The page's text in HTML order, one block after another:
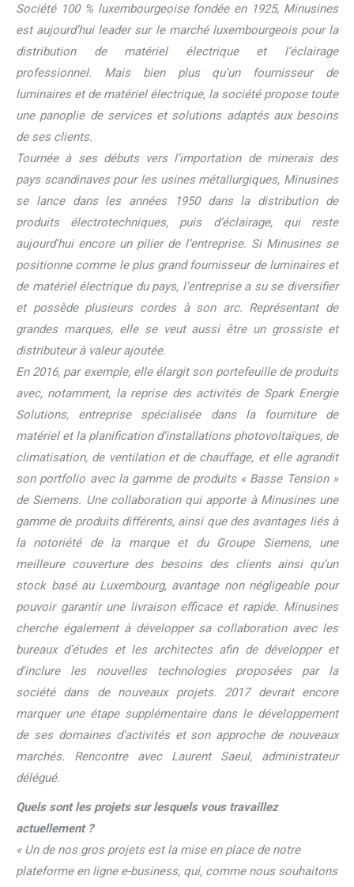
Société 100 % luxembourgeoise fondée en 1925, Minusines
est aujourd’hui leader sur le marché luxembourgeois pour la
distribution de matériel électrique et l’éclairage
professionnel. Mais bien plus qu’un fournisseur de
luminaires et de matériel électrique, la société propose toute
une panoplie de services et solutions adaptés aux besoins
de ses clients.
Tournée à ses débuts vers l’importation de minerais des
pays scandinaves pour les usines métallurgiques, Minusines
se lance dans les années 1950 dans la distribution de
produits électrotechniques, puis d’éclairage, qui reste
aujourd’hui encore un pilier de l’entreprise. Si Minusines se
positionne comme le plus grand fournisseur de luminaires et
de matériel électrique du pays, l’entreprise a su se diversifier
et possède plusieurs cordes à son arc. Représentant de
grandes marques, elle se veut aussi être un grossiste et
distributeur à valeur ajoutée.
En 2016, par exemple, elle élargit son portefeuille de produits
avec, notamment, la reprise des activités de Spark Energie
Solutions, entreprise spécialisée dans la fourniture de
matériel et la planification d’installations photovoltaïques, de
climatisation, de ventilation et de chauffage, et elle agrandit
son portfolio avec la gamme de produits « Basse Tension »
de Siemens. Une collaboration qui apporte à Minusines une
gamme de produits différents, ainsi que des avantages liés à
la notoriété de la marque et du Groupe Siemens, une
meilleure couverture des besoins des clients ainsi qu’un
stock basé au Luxembourg, avantage non négligeable pour
pouvoir garantir une livraison efficace et rapide. Minusines
cherche également à développer sa collaboration avec les
bureaux d’études et les architectes afin de développer et
d’inclure les nouvelles technologies proposées par la
société dans de nouveaux projets. 2017 devrait encore
marquer une étape supplémentaire dans le développement
de ses domaines d’activités et son approche de nouveaux
marchés. Rencontre avec Laurent Saeul, administrateur
délégué.
Quels sont les projets sur lesquels vous travaillez
actuellement ?
« Un de nos gros projets est la mise en place de notre
plateforme en ligne e-business, qui, comme nous souhaitons